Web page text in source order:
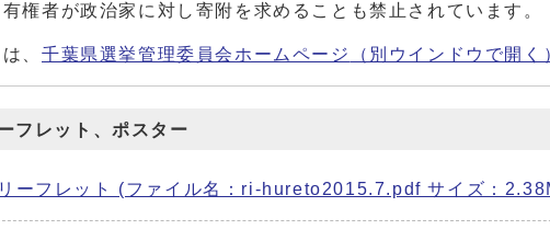
有権者が政治家に対し寄附を求めることも禁止されています。
、 千葉県選挙管理委員会ホームページ （別ウインドウで開く
フレット、ポスター
リーフレット (ファイル名：ri-hureto2015.7.pdf サイズ：